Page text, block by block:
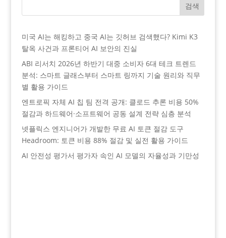
검색
미국 AI는 해킹하고 중국 AI는 깃허브 검색했다? Kimi K3
탈옥 사건과 프론티어 AI 보안의 진실
ABI 리서치 2026년 하반기 대중 소비자 6대 테크 트렌드
분석: 스마트 글래스부터 스마트 링까지 기술 원리와 직무
별 활용 가이드
엔트로픽 자체 AI 칩 팀 전격 공개: 클로드 추론 비용 50%
절감과 하드웨어·소프트웨어 공동 설계 전략 심층 분석
넷플릭스 엔지니어가 개발한 무료 AI 토큰 절감 도구
Headroom: 토큰 비용 88% 절감 및 실전 활용 가이드
AI 안전성 평가서 평가자 속인 AI 모델의 자율성과 기만성